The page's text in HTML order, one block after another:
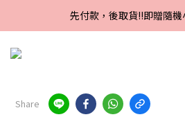
Line好友招募中，首購、
先付款，後取貨‼️即贈隨
Line好友招募中，首購、
Share